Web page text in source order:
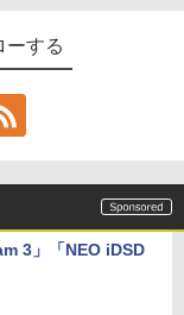
ーする
3」「NEO iDSD